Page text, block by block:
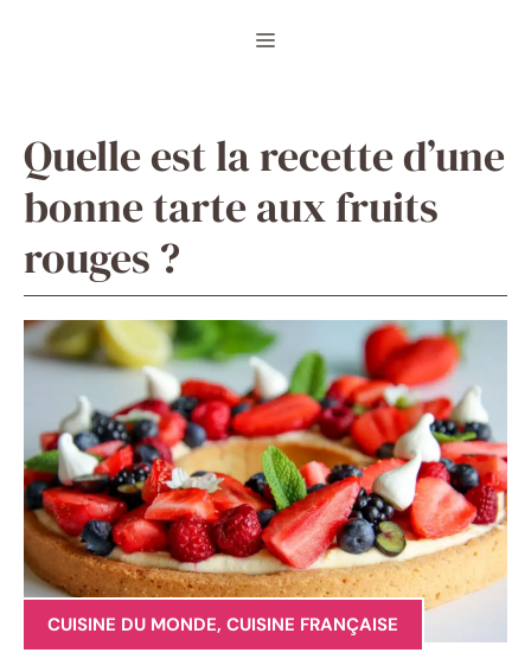
Menu
Quelle est la recette d’une
bonne tarte aux fruits
rouges ?
CUISINE DU MONDE, CUISINE FRANÇAISE